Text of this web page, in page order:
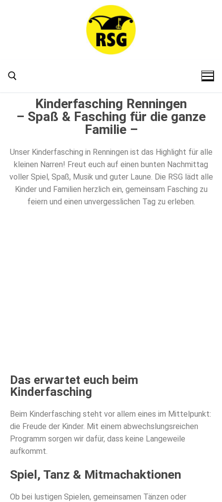
Kinderfasching Renningen
– Spaß & Fasching für die ganze
Familie –
Unser Kinderfasching in Renningen ist das Highlight für alle
kleinen Narren! Freut euch auf einen bunten Nachmittag
voller Spiel, Spaß, Musik und guter Laune. Die RSG lädt alle
Kinder und Familien herzlich ein, gemeinsam Fasching zu
feiern und einen unvergesslichen Tag zu erleben.
Das erwartet euch beim
Kinderfasching
Beim Kinderfasching steht vor allem eines im Mittelpunkt:
die Freude der Kinder. Mit einem abwechslungsreichen
Programm sorgen wir dafür, dass keine Langeweile
aufkommt.
Spiel, Tanz & Mitmachaktionen
Ob bei lustigen Spielen, gemeinsamen Tänzen oder